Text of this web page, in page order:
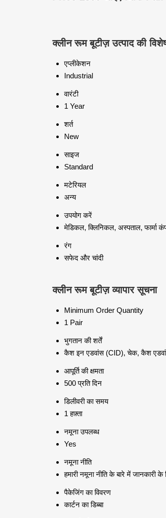
क्लीन रूम बूटीज़ उत्पाद की
एप्लीकेशन
Industrial
वारंटी
1 Year
शर्त
New
साइज
Standard
मटेरियल
अन्य
उपयोग करें
मेडिकल, क्लिनिकल, अस्पताल, फार्मा
रंग
सफेद और चांदी
क्लीन रूम बूटीज़ व्यापार सूचना
Minimum Order Quantity
1 Pair
भुगतान की शर्तें
कैश इन एडवांस (CID), चेक, कैश
आपूर्ति की क्षमता
500 प्रति दिन
डिलीवरी का समय
1 हफ़्ता
नमूना उपलब्ध
Yes
नमूना नीति
हमारी नमूना नीति के बारे में जानकारी
पैकेजिंग का विवरण
कार्टन का डिब्बा